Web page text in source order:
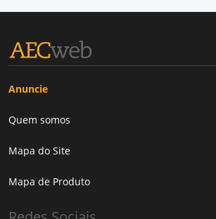
Anuncie
Quem somos
Mapa do Site
Mapa de Produto